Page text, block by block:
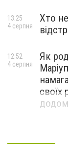
Хто
13:25
4 серпня
Як
своїх
12:52
4 серпня